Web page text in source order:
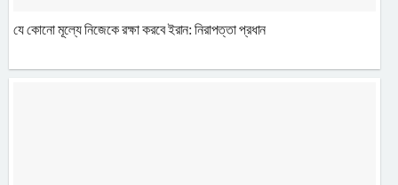
যে কোনো মূল্যে নিজেকে রক্ষা করবে ইরান: নিরাপত্তা প্রধান